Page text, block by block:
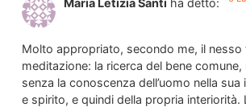
Maria Letizia Santi ha detto:
Molto appropriato, secondo me, il nesso
meditazione: la ricerca del bene
senza la conoscenza dell’uomo nella
e spirito, e quindi della propria interiorità.